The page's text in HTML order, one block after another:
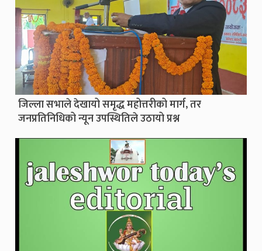
जिल्ला सभाले देखायो समृद्ध महोत्तरीको मार्ग, तर
जनप्रतिनिधिको न्यून उपस्थितिले उठायो प्रश्न